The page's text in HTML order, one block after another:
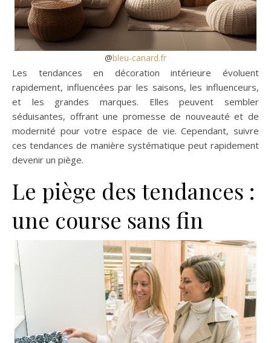
@bleu-canard.fr
Les tendances en décoration intérieure évoluent
rapidement, influencées par les saisons, les influenceurs,
et les grandes marques. Elles peuvent sembler
séduisantes, offrant une promesse de nouveauté et de
modernité pour votre espace de vie. Cependant, suivre
ces tendances de manière systématique peut rapidement
devenir un piège.
Le piège des tendances :
une course sans fin